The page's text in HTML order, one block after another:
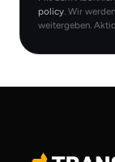
policy . Wir
weitergeben.